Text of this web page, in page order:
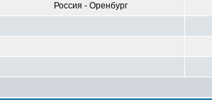
Россия - Оренбург